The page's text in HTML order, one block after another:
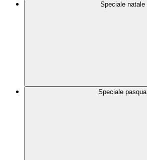
Speciale natale
Speciale pasqua